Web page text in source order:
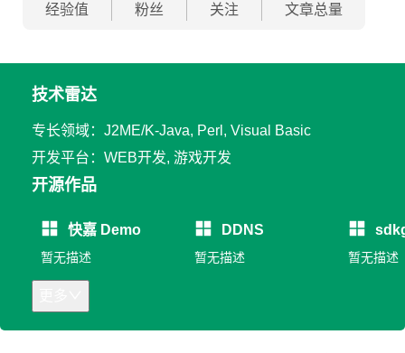
经验值 粉丝 关注 文章总量
技术雷达
专长领域：J2ME/K-Java, Perl, Visual Basic
开发平台：WEB开发, 游戏开发
开源作品
快嘉 Demo
暂无描述
DDNS
暂无描述 暂无描述